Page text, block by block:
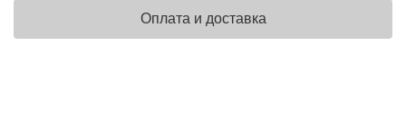
Оплата и доставка